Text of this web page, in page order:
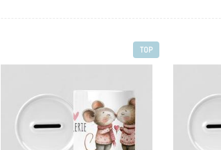
TOP